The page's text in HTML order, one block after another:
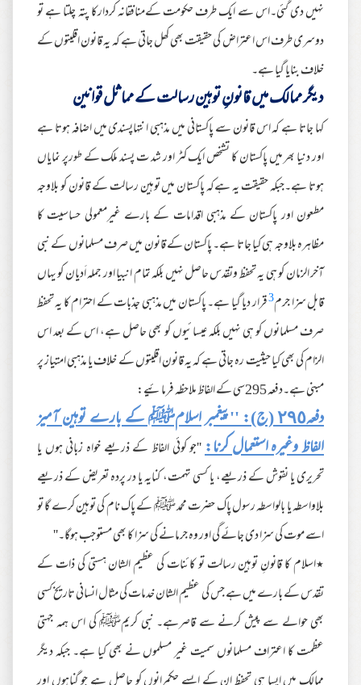
نہیں دی گئی۔اس سے ایک طرف حکومت کےمنافقانہ کردارکا پتہ چلتا ہے تو
دوسری طرف اس اعتراض کی حقیقت بھی کھل جاتی ہے کہ یہ قانون اقلیتوں کے
خلاف بنایا گیا ہے۔
دیگر ممالک میں قانونِ توہین رسالت کے مماثل قوانین
کہا جاتا ہے کہ اس قانون سے پاکستانی میں مذہبی انتہاپسندی میں اضافہ ہوتا ہے
اور دنیا بھر میں پاکستان کا تشخص ایک کٹر اور شد ت پسند ملک کے طورپر نمایاں
ہوتا ہے۔جبکہ حقیقت یہ ہےکہ پاکستان میں توہین رسالت کے قانون کو بلاوجہ
مطعون اور پاکستان کے مذہبی اقدامات کے بارے غیرمعمولی حساسیت کا
مظاہرہ بلاوجہ ہی کیا جاتا ہے۔ پاکستان کے قانون میں صرف مسلمانوں کے نبی
آخر الزمان کو ہی یہ تحفظ وتقدس حاصل نہیں بلکہ تمام انبیا اور جملہ اَدیان کو یہاں
قابل سزا جرم3قرار دیا گیا ہے۔ پاکستان میں مذہبی جذبات کے احترام کا یہ تحفظ
صرف مسلمانوں کو ہی نہیں بلکہ عیسائیوں کو بھی حاصل ہے، اس کے بعد اس
الزام کی بھی کیا حیثیت رہ جاتی ہے کہ یہ قانون اقلیتوں کے خلاف یا مذہبی امتیاز پر
مبنی ہے۔دفعہ 295سی کے الفاظ ملاحظہ فرمائیے:
دفعہ٢٩٥ (ج): ''پیغمبر اسلامﷺ کے بارے توہین آمیز
الفاظ وغیرہ استعمال کرنا:''جو کوئی الفاظ کے ذریعے خواہ زبانی ہوں یا
تحریری یا نقوش کے ذریعے، یا کسی تہمت، کنایہ یا در پردہ تعریض کے ذریعے
بلاواسطہ یا بالواسطہ رسول پاک حضرت محمد ﷺ کے پاک نام کی توہین کرے گا تو
اسے موت کی سزا دی جائے گی اور وہ جرمانے کی سزا کا بھی مستوجب ہوگا۔''
٭اسلام کا قانونِ توہین رسالت تو کائنات کی عظیم الشان ہستی کی ذات کے
تقدس کے بارے میں ہے جس کی عظیم الشان خدمات کی مثال انسانی تاریخ کسی
بھی حوالے سے پیش کرنے سے قاصرہے۔ نبی کریمﷺ کی اس ہمہ جہتی
عظمت کا اعتراف مسلمانوں سمیت غیر مسلموں نے بھی کیا ہے۔ جبکہ دیگر